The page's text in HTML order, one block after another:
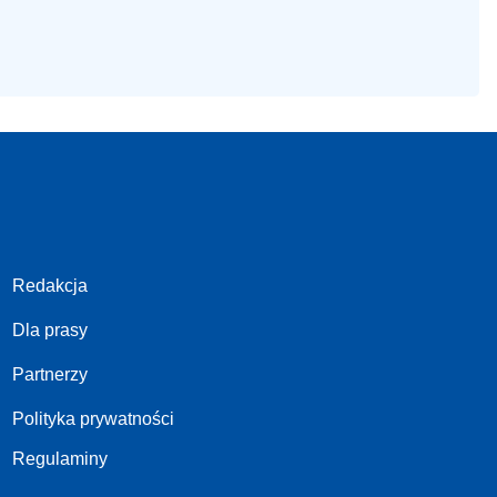
Redakcja
Dla prasy
Partnerzy
Polityka prywatności
Regulaminy